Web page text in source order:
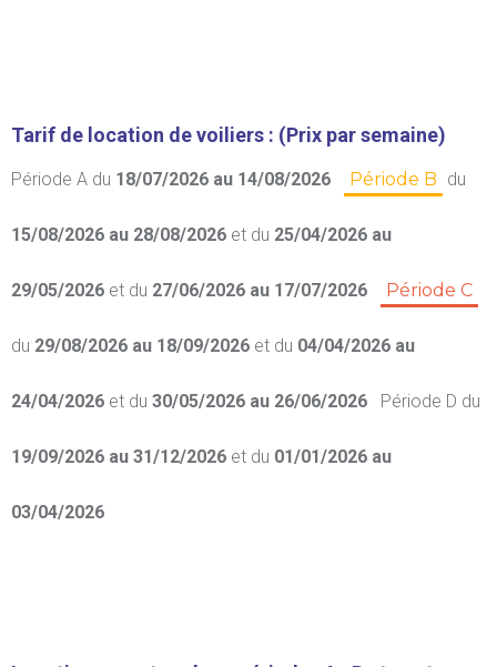
Tarif de location de voiliers : (Prix par semaine)
Période A du 18/07/2026 au 14/08/2026 Période B du
15/08/2026 au 28/08/2026 et du 25/04/2026 au
29/05/2026 et du 27/06/2026 au 17/07/2026 Période C
du 29/08/2026 au 18/09/2026 et du 04/04/2026 au
24/04/2026 et du 30/05/2026 au 26/06/2026 Période D du
19/09/2026 au 31/12/2026 et du 01/01/2026 au
03/04/2026